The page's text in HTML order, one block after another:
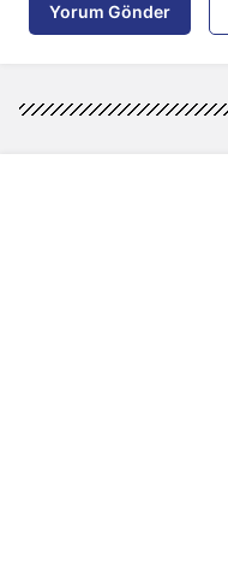
Yorum Gönder